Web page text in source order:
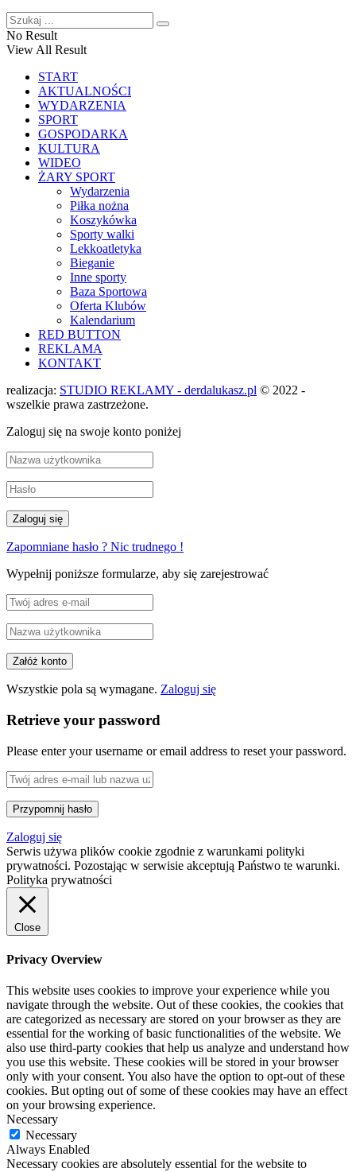
No Result
View All Result
START
AKTUALNOŚCI
WYDARZENIA
SPORT
GOSPODARKA
KULTURA
WIDEO
ŻARY SPORT
Wydarzenia
Piłka nożna
Koszykówka
Sporty walki
Lekkoatletyka
Bieganie
Inne sporty
Baza Sportowa
Oferta Klubów
Kalendarium
RED BUTTON
REKLAMA
KONTAKT
realizacja: STUDIO REKLAMY - derdalukasz.pl © 2022 -
wszelkie prawa zastrzeżone.
Zaloguj się na swoje konto poniżej
Zapomniane hasło ? Nic trudnego !
Wypełnij poniższe formularze, aby się zarejestrować
Wszystkie pola są wymagane. Zaloguj się
Retrieve your password
Please enter your username or email address to reset your password.
Zaloguj się
Serwis używa plików cookie zgodnie z warunkami polityki
prywatności. Pozostając w serwisie akceptują Państwo te warunki.
Polityka prywatności
Close
Privacy Overview
This website uses cookies to improve your experience while you
navigate through the website. Out of these cookies, the cookies that
are categorized as necessary are stored on your browser as they are
essential for the working of basic functionalities of the website. We
also use third-party cookies that help us analyze and understand how
you use this website. These cookies will be stored in your browser
only with your consent. You also have the option to opt-out of these
cookies. But opting out of some of these cookies may have an effect
on your browsing experience.
Necessary
Necessary
Always Enabled
Necessary cookies are absolutely essential for the website to